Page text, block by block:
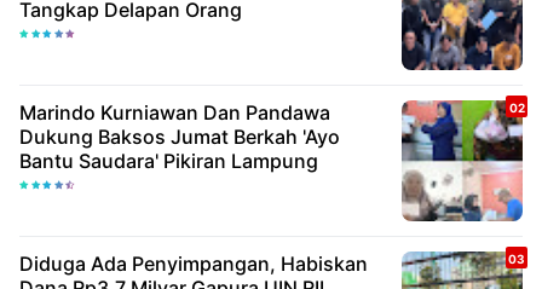
Tangkap Delapan Orang
Marindo Kurniawan Dan Pandawa
Dukung Baksos Jumat Berkah 'Ayo
Bantu Saudara' Pikiran Lampung
Diduga Ada Penyimpangan, Habiskan